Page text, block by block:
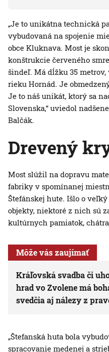
„Je to unikátna technická
vybudovaná na spojenie
obce Kluknava. Most je
konštrukcie červeného
šindeľ. Má dĺžku 35
rieku Hornád. Je
Je to náš unikát, ktorý sa
Slovenska,“ uviedol
Balčák.
Drevený
Most slúžil na dopravu
fabriky v spomínanej
Štefánskej hute. Išlo o
objekty, niektoré z nich sú
kultúrnych pamiatok,
Môže vás zaujímať
Kráľovská svadba či
hrad vo Zvolene má
svedčia aj nálezy z
„Štefanská huta bola
spracovanie medenej a